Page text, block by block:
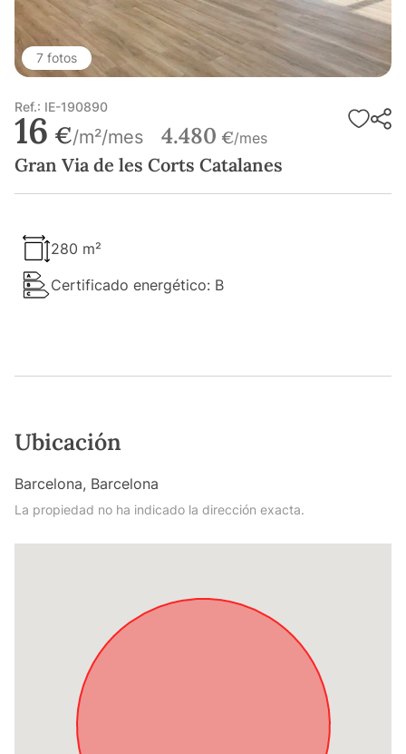
7 fotos
Ref.: IE-190890
16 €/m²/mes 4.480 €/mes
Gran Via de les Corts Catalanes
280 m²
Certificado energético: B
Ubicación
Barcelona, Barcelona
La propiedad no ha indicado la dirección exacta.